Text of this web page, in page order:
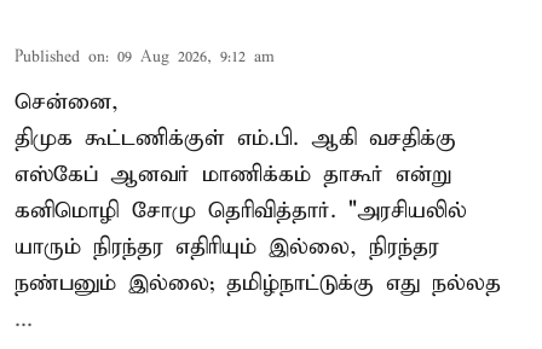
Published on: 09 Aug 2026, 9:12 am
சென்னை,
திமுக கூட்டணிக்குள் எம்.பி. ஆகி வசதிக்கு
எஸ்கேப் ஆனவர் மாணிக்கம் தாகூர் என்று
கனிமொழி சோமு தெரிவித்தார். "அரசியலில்
யாரும் நிரந்தர எதிரியும் இல்லை, நிரந்தர
நண்பனும் இல்லை; தமிழ்நாட்டுக்கு எது நல்லத
...